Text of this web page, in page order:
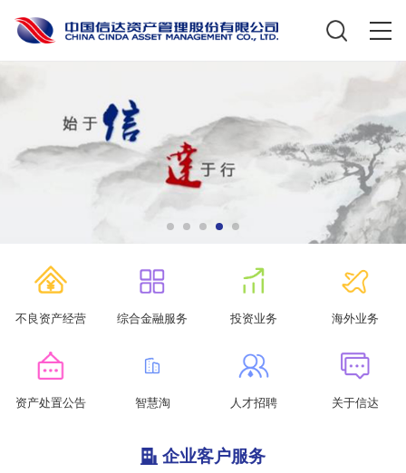
不良资产经营 综合金融服务 投资业务 海外业务
资产处置公告 智慧淘 人才招聘 关于信达
企业客户服务